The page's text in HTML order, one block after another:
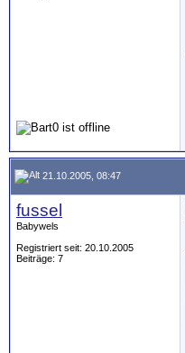
21.10.2005, 08:47
fussel
Babywels
Registriert seit: 20.10.2005
Beiträge: 7